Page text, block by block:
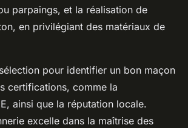
parpaings, et la réalisation de
en privilégiant des matériaux de
pour identifier un bon maçon
certifications, comme la
ainsi que la réputation locale.
excelle dans la maîtrise des